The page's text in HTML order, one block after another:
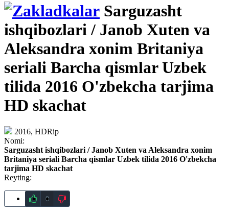
Sarguzasht
ishqibozlari / Janob Xuten va
Aleksandra xonim Britaniya
seriali Barcha qismlar Uzbek
tilida 2016 O'zbekcha tarjima
HD skachat
2016, HDRip
Nomi:
Sarguzasht ishqibozlari / Janob Xuten va Aleksandra xonim
Britaniya seriali Barcha qismlar Uzbek tilida 2016 O'zbekcha
tarjima HD skachat
Reyting:
0